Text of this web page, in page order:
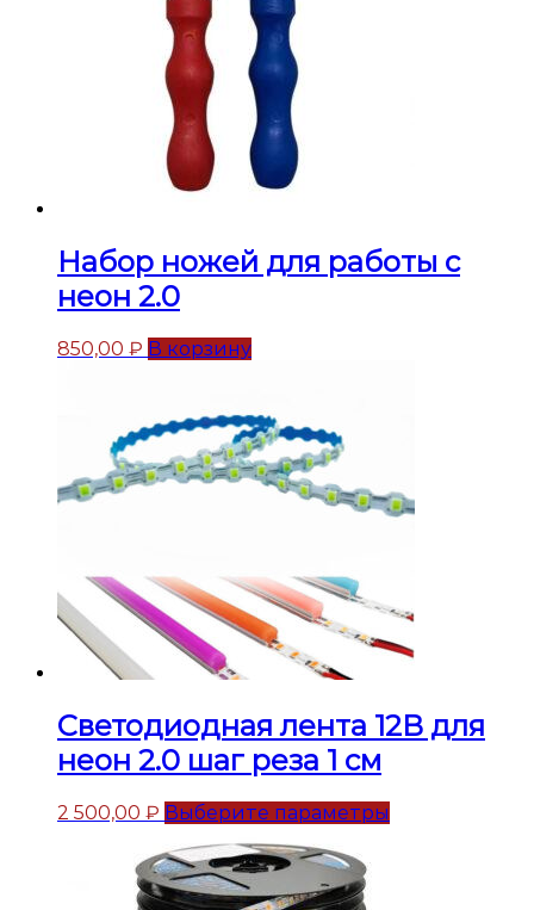
Набор ножей для работы с
неон 2.0
850,00 ₽ В корзину
Светодиодная лента 12В для
неон 2.0 шаг реза 1 см
2 500,00 ₽ Выберите параметры